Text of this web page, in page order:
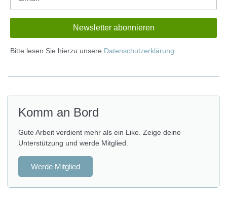
Bitte lesen Sie hierzu unsere Datenschutzerklärung
Komm an Bord
Gute Arbeit verdient mehr als ein Like. Zeige deine
Unterstützung und werde Mitglied.
Werde Mitglied